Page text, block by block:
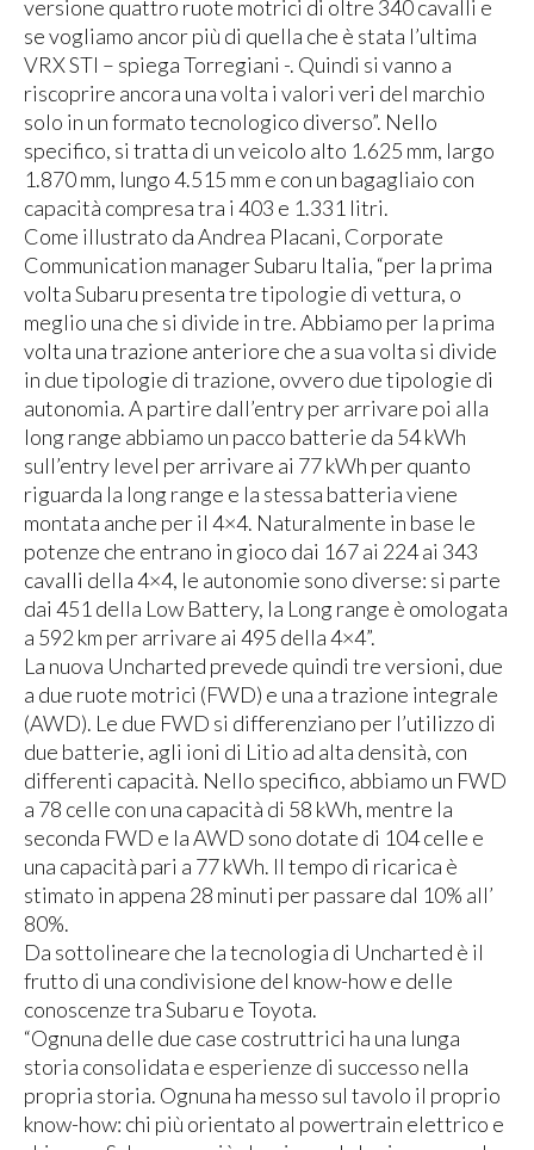
versione quattro ruote motrici di oltre 340 cavalli e
se vogliamo ancor più di quella che è stata l’ultima
VRX STI – spiega Torregiani -. Quindi si vanno a
riscoprire ancora una volta i valori veri del marchio
solo in un formato tecnologico diverso”. Nello
specifico, si tratta di un veicolo alto 1.625 mm, largo
1.870 mm, lungo 4.515 mm e con un bagagliaio con
capacità compresa tra i 403 e 1.331 litri.
Come illustrato da Andrea Placani, Corporate
Communication manager Subaru Italia, “per la prima
volta Subaru presenta tre tipologie di vettura, o
meglio una che si divide in tre. Abbiamo per la prima
volta una trazione anteriore che a sua volta si divide
in due tipologie di trazione, ovvero due tipologie di
autonomia. A partire dall’entry per arrivare poi alla
long range abbiamo un pacco batterie da 54 kWh
sull’entry level per arrivare ai 77 kWh per quanto
riguarda la long range e la stessa batteria viene
montata anche per il 4×4. Naturalmente in base le
potenze che entrano in gioco dai 167 ai 224 ai 343
cavalli della 4×4, le autonomie sono diverse: si parte
dai 451 della Low Battery, la Long range è omologata
a 592 km per arrivare ai 495 della 4×4”.
La nuova Uncharted prevede quindi tre versioni, due
a due ruote motrici (FWD) e una a trazione integrale
(AWD). Le due FWD si differenziano per l’utilizzo di
due batterie, agli ioni di Litio ad alta densità, con
differenti capacità. Nello specifico, abbiamo un FWD
a 78 celle con una capacità di 58 kWh, mentre la
seconda FWD e la AWD sono dotate di 104 celle e
una capacità pari a 77 kWh. Il tempo di ricarica è
stimato in appena 28 minuti per passare dal 10% all’
80%.
Da sottolineare che la tecnologia di Uncharted è il
frutto di una condivisione del know-how e delle
conoscenze tra Subaru e Toyota.
“Ognuna delle due case costruttrici ha una lunga
storia consolidata e esperienze di successo nella
propria storia. Ognuna ha messo sul tavolo il proprio
know-how: chi più orientato al powertrain elettrico e